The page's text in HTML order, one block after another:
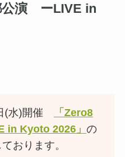
公演 ーLIVE in
(水)開催
「Zero8
in Kyoto 2026」の
おります。